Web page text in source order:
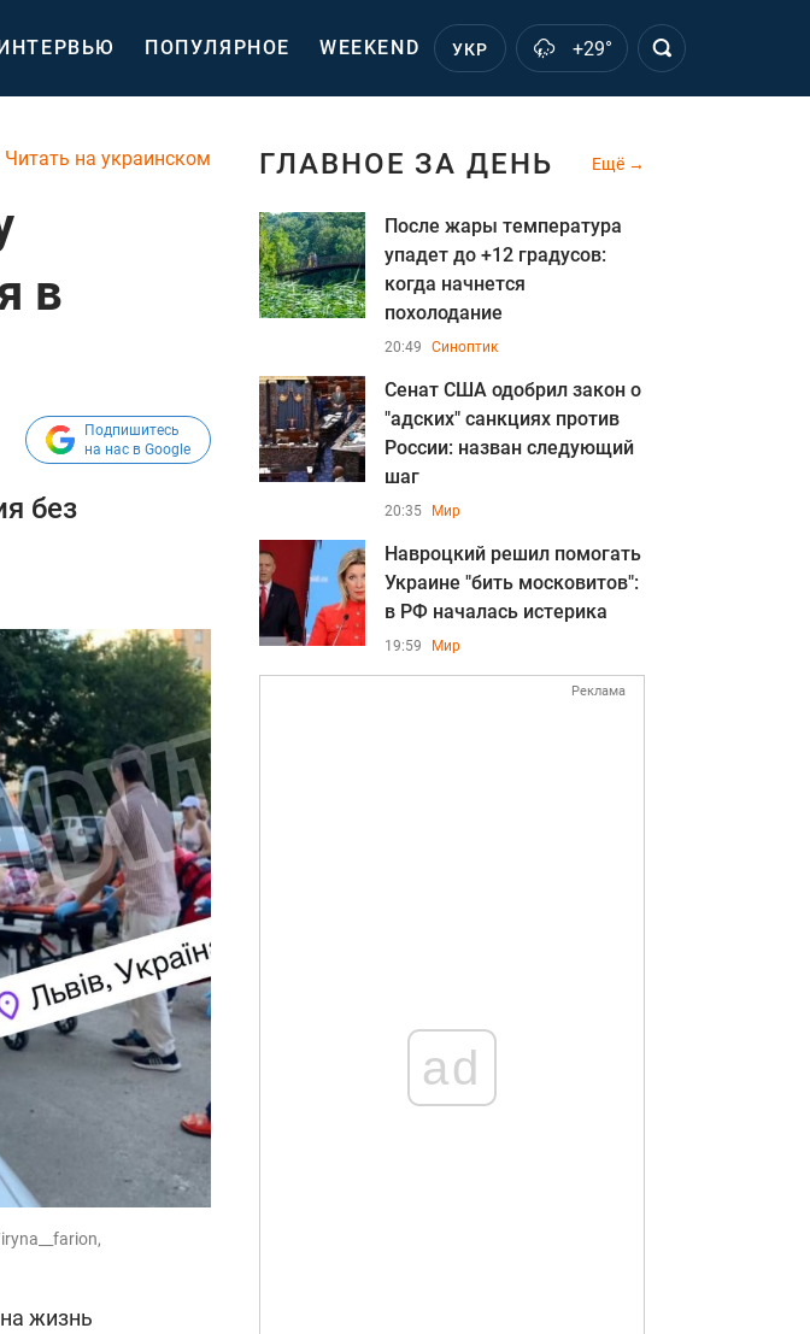
ПОПУЛЯРНОЕ WEEKEND УКР +29°
Читать на украинском
в
Подпишитесь
на нас в Google
без
жизнь
ГЛАВНОЕ ЗА ДЕНЬ Ещё
После жары температура
упадет до +12 градусов:
когда начнется
похолодание
20:49 Синоптик
Сенат США одобрил закон о
"адских" санкциях против
России: назван следующий
шаг
20:35 Мир
Навроцкий решил помогать
Украине "бить московитов":
в РФ началась истерика
19:59 Мир
Реклама
ad